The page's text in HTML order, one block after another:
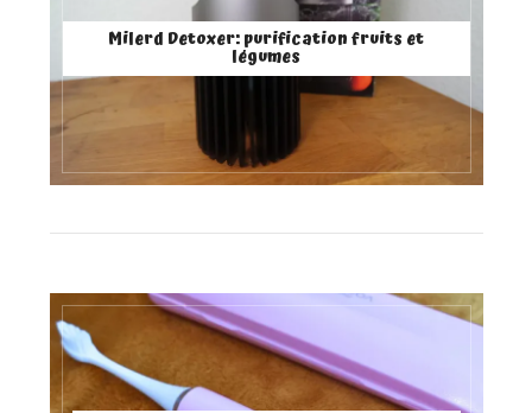
Milerd Detoxer: purification fruits et
légumes